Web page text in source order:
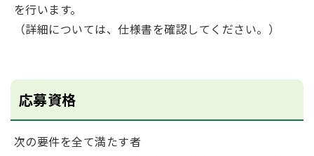
を行います。
（詳細については、仕様書を確認してください。）
応募資格
次の要件を全て満たす者